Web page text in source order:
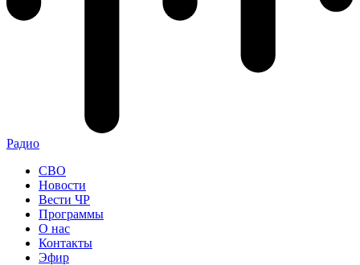
Радио
СВО
Новости
Вести ЧР
Программы
О нас
Контакты
Эфир